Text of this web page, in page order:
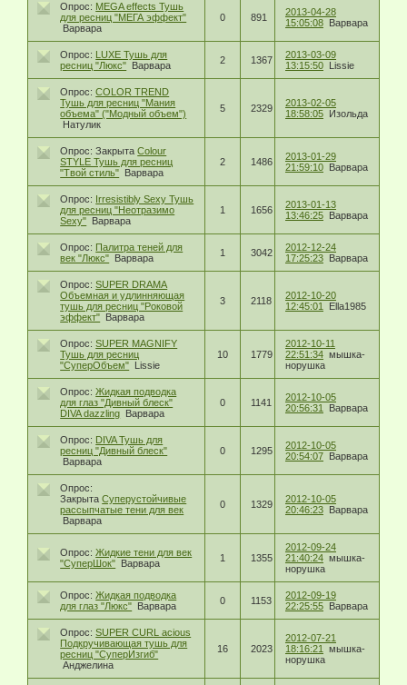
Опрос: MEGA effects Тушь
для ресниц "МЕГА эффект"
Варвара
0 891
2013-04-28
15:05:08 Варвара
Опрос: LUXE Тушь для
ресниц "Люкс" Варвара 2 1367
2013-03-09
13:15:50 Lissie
Опрос: COLOR TREND
Тушь для ресниц "Мания
объема" ("Модный объем")
Натулик
5 2329
2013-02-05
18:58:05 Изольда
Опрос: ЗакрытаColour
STYLE Тушь для ресниц
"Твой стиль" Варвара
2 1486
2013-01-29
21:59:10 Варвара
Опрос: Irresistibly Sexy Тушь
для ресниц "Неотразимо
Sexy" Варвара
1 1656
2013-01-13
13:46:25 Варвара
Опрос: Палитра теней для
век "Люкс" Варвара 1 3042
2012-12-24
17:25:23 Варвара
Опрос: SUPER DRAMA
Объемная и удлинняющая
тушь для ресниц "Роковой
эффект" Варвара
3 2118
2012-10-20
12:45:01
Ella1985
Опрос: SUPER MAGNIFY
Тушь для ресниц
"СуперОбъем" Lissie
10 1779
2012-10-11
22:51:34 мышка-
норушка
Опрос: Жидкая подводка
для глаз "Дивный блеск"
DIVA dazzling Варвара
0 1141
2012-10-05
20:56:31
Варвара
Опрос: DIVA Тушь для
ресниц "Дивный блеск"
Варвара
0 1295
2012-10-05
20:54:07 Варвара
Опрос:
ЗакрытаСуперустойчивые
рассыпчатые тени для век
Варвара
0 1329
2012-10-05
20:46:23 Варвара
Опрос: Жидкие тени для век
"СуперШок" Варвара 1 1355
2012-09-24
21:40:24 мышка-
норушка
Опрос: Жидкая подводка
для глаз "Люкс" Варвара 0 1153
2012-09-19
22:25:55 Варвара
Опрос: SUPER CURL acious
Подкручивающая тушь для
ресниц "СуперИзгиб"
Анджелина
16 2023
2012-07-21
18:16:21
мышка-
норушка